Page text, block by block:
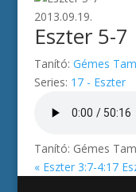
2013.09.19.
Eszter 5-7
Tanító: Gémes
Series: 17 - Eszter
Tanító: Gémes
« Eszter 3:7-4:17